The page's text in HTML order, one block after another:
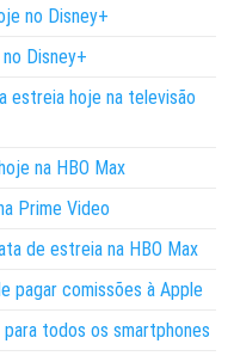
no Disney+
Disney+
estreia hoje na televisão
na HBO Max
Prime Video
de estreia na HBO Max
pagar comissões à Apple
para todos os smartphones